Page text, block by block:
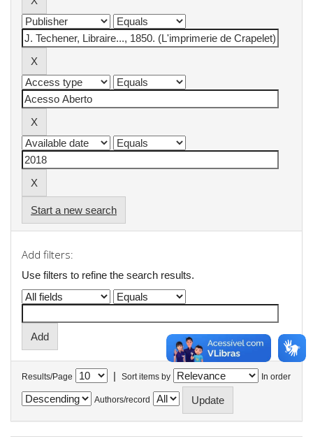
Start a new search
Add filters:
Use filters to refine the search results.
Results/Page | Sort items by In order
Authors/record